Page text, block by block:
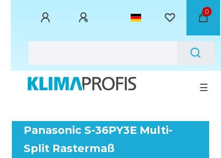
0
☰
Panasonic S-36PY3E Multi-
Split Rastermaß